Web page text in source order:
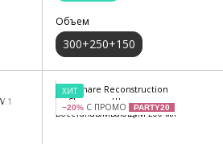
Объем
300+250+150
ХИТ
−20% С ПРОМО PARTY20